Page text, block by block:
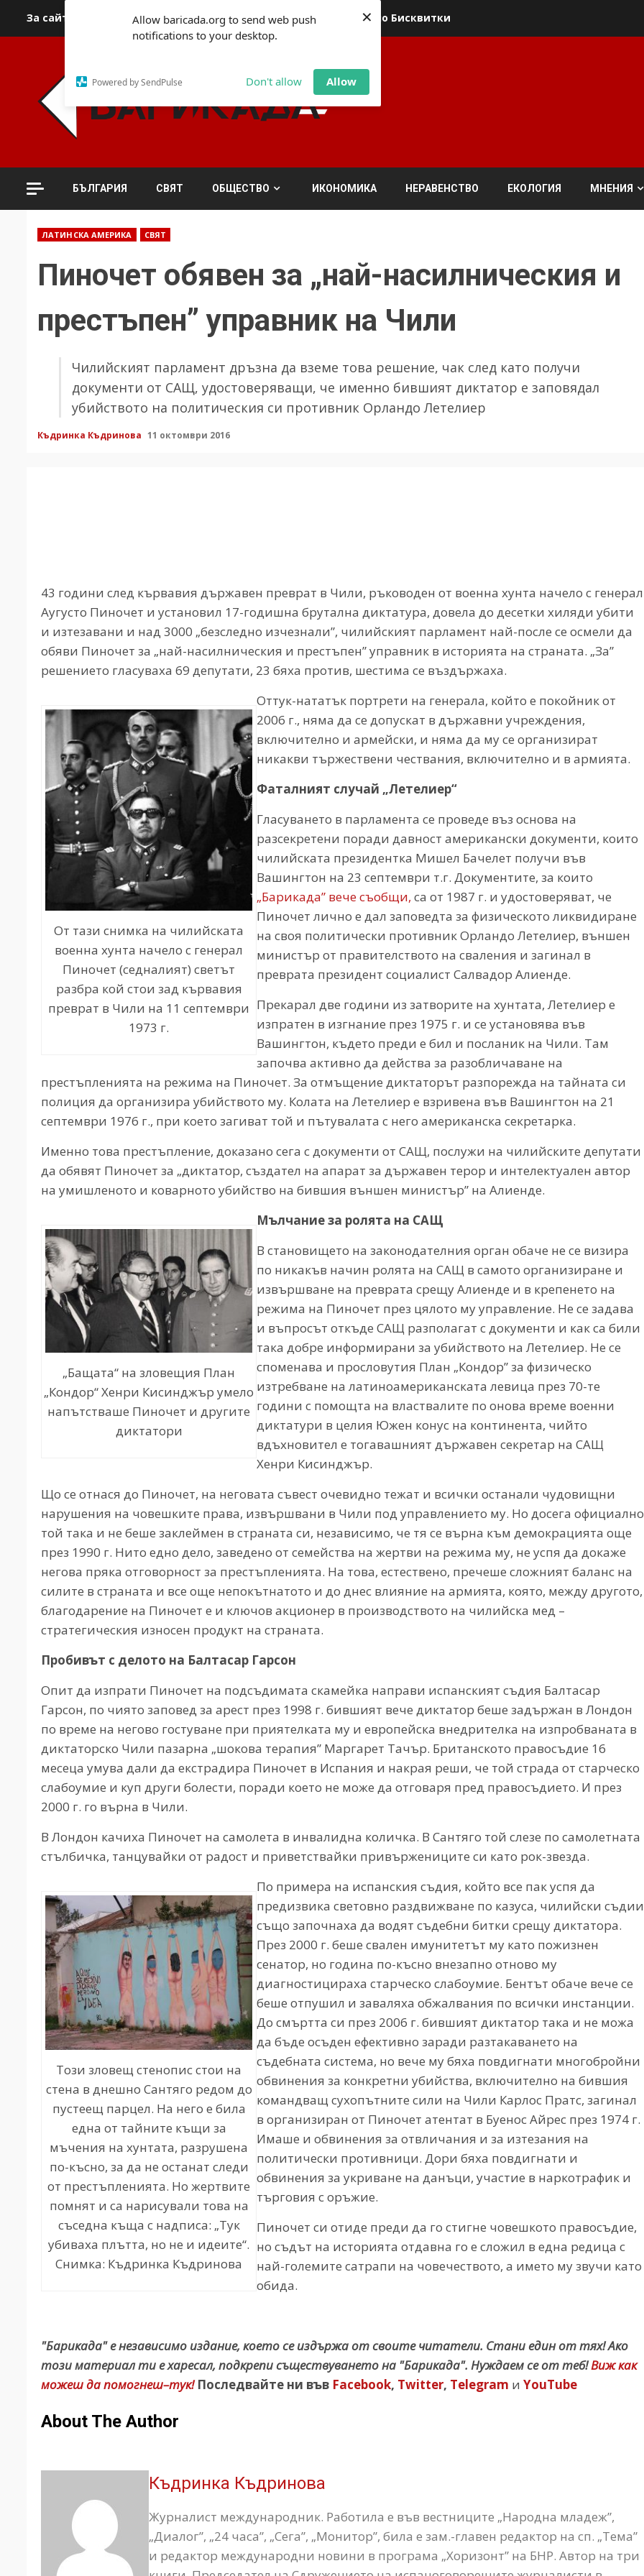
Allow baricada.org to send web push
notifications to your desktop.
Powered by SendPulse Don't allow Allow
×
За сайта За контакти За реклама Политика относно Бисквитки
БЪЛГАРИЯ СВЯТ ОБЩЕСТВО ИКОНОМИКА НЕРАВЕНСТВО ЕКОЛОГИЯ МНЕНИЯ
ЛАТИНСКА АМЕРИКА СВЯТ
Пиночет обявен за „най-насилническия и
престъпен” управник на Чили
Чилийският парламент дръзна да вземе това решение, чак след като получи
документи от САЩ, удостоверяващи, че именно бившият диктатор е заповядал
убийството на политическия си противник Орландо Летелиер
Къдринка Къдринова 11 октомври 2016
43 години след кървавия държавен преврат в Чили, ръководен от военна хунта начело с генерал
Аугусто Пиночет и установил 17-годишна брутална диктатура, довела до десетки хиляди убити
и изтезавани и над 3000 „безследно изчезнали”, чилийският парламент най-после се осмели да
обяви Пиночет за „най-насилническия и престъпен” управник в историята на страната. „За”
решението гласуваха 69 депутати, 23 бяха против, шестима се въздържаха.
От тази снимка на чилийската
военна хунта начело с генерал
Пиночет (седналият) светът
разбра кой стои зад кървавия
преврат в Чили на 11 септември
1973 г.
Оттук-нататък портрети на генерала, който е покойник от
2006 г., няма да се допускат в държавни учреждения,
включително и армейски, и няма да му се организират
никакви тържествени чествания, включително и в армията.
Фаталният случай „Летелиер“
Гласуването в парламента се проведе въз основа на
разсекретени поради давност американски документи, които
чилийската президентка Мишел Бачелет получи във
Вашингтон на 23 септември т.г. Документите, за които
„Барикада” вече съобщи, са от 1987 г. и удостоверяват, че
Пиночет лично е дал заповедта за физическото ликвидиране
на своя политически противник Орландо Летелиер, външен
министър от правителството на сваления и загинал в
преврата президент социалист Салвадор Алиенде.
Прекарал две години из затворите на хунтата, Летелиер е
изпратен в изгнание през 1975 г. и се установява във
Вашингтон, където преди е бил и посланик на Чили. Там
започва активно да действа за разобличаване на
престъпленията на режима на Пиночет. За отмъщение диктаторът разпорежда на тайната си
полиция да организира убийството му. Колата на Летелиер е взривена във Вашингтон на 21
септември 1976 г., при което загиват той и пътувалата с него американска секретарка.
Именно това престъпление, доказано сега с документи от САЩ, послужи на чилийските депутати
да обявят Пиночет за „диктатор, създател на апарат за държавен терор и интелектуален автор
на умишленото и коварното убийство на бившия външен министър” на Алиенде.
„Бащата“ на зловещия План
„Кондор“ Хенри Кисинджър умело
напътстваше Пиночет и другите
диктатори
Мълчание за ролята на САЩ
В становището на законодателния орган обаче не се визира
по никакъв начин ролята на САЩ в самото организиране и
извършване на преврата срещу Алиенде и в крепенето на
режима на Пиночет през цялото му управление. Не се задава
и въпросът откъде САЩ разполагат с документи и как са били
така добре информирани за убийството на Летелиер. Не се
споменава и прословутия План „Кондор” за физическо
изтребване на латиноамериканската левица през 70-те
години с помощта на властвалите по онова време военни
диктатури в целия Южен конус на континента, чийто
вдъхновител е тогавашният държавен секретар на САЩ
Хенри Кисинджър.
Що се отнася до Пиночет, на неговата съвест очевидно тежат и всички останали чудовищни
нарушения на човешките права, извършвани в Чили под управлението му. Но досега официално
той така и не беше заклеймен в страната си, независимо, че тя се върна към демокрацията още
през 1990 г. Нито едно дело, заведено от семейства на жертви на режима му, не успя да докаже
негова пряка отговорност за престъпленията. На това, естествено, пречеше сложният баланс на
силите в страната и все още непокътнатото и до днес влияние на армията, която, между другото,
благодарение на Пиночет е и ключов акционер в производството на чилийска мед –
стратегическия износен продукт на страната.
Пробивът с делото на Балтасар Гарсон
Опит да изпрати Пиночет на подсъдимата скамейка направи испанският съдия Балтасар
Гарсон, по чиято заповед за арест през 1998 г. бившият вече диктатор беше задържан в Лондон
по време на негово гостуване при приятелката му и европейска внедрителка на изпробваната в
диктаторско Чили пазарна „шокова терапия” Маргарет Тачър. Британското правосъдие 16
месеца умува дали да екстрадира Пиночет в Испания и накрая реши, че той страда от старческо
слабоумие и куп други болести, поради което не може да отговаря пред правосъдието. И през
2000 г. го върна в Чили.
В Лондон качиха Пиночет на самолета в инвалидна количка. В Сантяго той слезе по самолетната
стълбичка, танцувайки от радост и приветствайки привържениците си като рок-звезда.
Този зловещ стенопис стои на
стена в днешно Сантяго редом до
пустеещ парцел. На него е била
една от тайните къщи за
мъчения на хунтата, разрушена
по-късно, за да не останат следи
от престъпленията. Но жертвите
помнят и са нарисували това на
съседна къща с надписа: „Тук
убиваха плътта, но не и идеите“.
Снимка: Къдринка Къдринова
По примера на испанския съдия, който все пак успя да
предизвика световно раздвижване по казуса, чилийски съдии
също започнаха да водят съдебни битки срещу диктатора.
През 2000 г. беше свален имунитетът му като пожизнен
сенатор, но година по-късно внезапно отново му
диагностицираха старческо слабоумие. Бентът обаче вече се
беше отпушил и заваляха обжалвания по всички инстанции.
До смъртта си през 2006 г. бившият диктатор така и не можа
да бъде осъден ефективно заради разтакаването на
съдебната система, но вече му бяха повдигнати многобройни
обвинения за конкретни убийства, включително на бившия
командващ сухопътните сили на Чили Карлос Пратс, загинал
в организиран от Пиночет атентат в Буенос Айрес през 1974 г.
Имаше и обвинения за отвличания и за изтезания на
политически противници. Дори бяха повдигнати и
обвинения за укриване на данъци, участие в наркотрафик и
търговия с оръжие.
Пиночет си отиде преди да го стигне човешкото правосъдие,
но съдът на историята отдавна го е сложил в една редица с
най-големите сатрапи на човечеството, а името му звучи като
обида.
"Барикада" е независимо издание, което се издържа от своите читатели. Стани един от тях! Ако
този материал ти е харесал, подкрепи съществуването на "Барикада". Нуждаем се от теб!Виж как
можеш да помогнеш–тук! Последвайте ни във Facebook, Twitter, Telegram и YouTube
About The Author
Къдринка Къдринова
Журналист международник. Работила е във вестниците „Народна младеж”,
„Диалог”, „24 часа”, „Сега”, „Монитор”, била е зам.-главен редактор на сп. „Тема”
и редактор международни новини в програма „Хоризонт” на БНР. Автор на три